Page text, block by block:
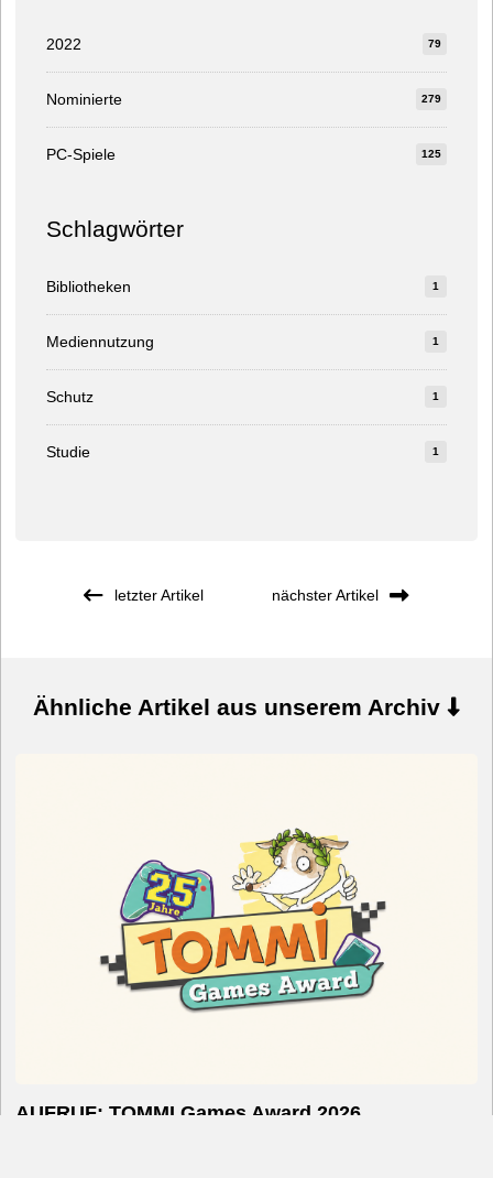
2022 79
Nominierte 279
PC-Spiele 125
Schlagwörter
Bibliotheken 1
Mediennutzung 1
Schutz 1
Studie 1
letzter Artikel nächster Artikel
Ähnliche Artikel aus unserem Archiv
AUFRUF: TOMMI Games Award 2026